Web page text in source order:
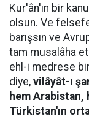
Kur'ân'ın bir
olsun. Ve
barışsın ve
tam musalâha
ehl-i medrese
diye, vilâyât-ı
hem Arabistan,
Türkistan'ın